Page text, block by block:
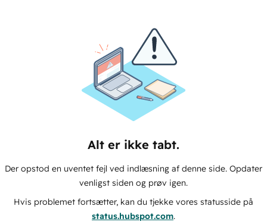
Alt er ikke tabt.
Der opstod en uventet fejl ved indlæsning af denne side. Opdater
venligst siden og prøv igen.
Hvis problemet fortsætter, kan du tjekke vores statusside på
status.hubspot.com.